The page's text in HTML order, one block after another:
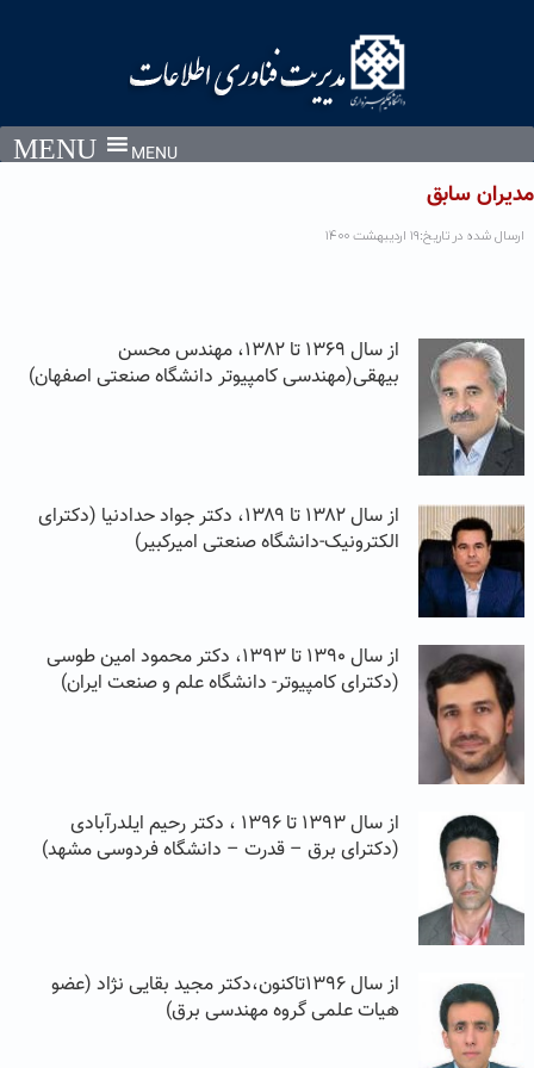
MENU
مدیران سابق
ارسال شده در تاریخ:۱۹ اردیبهشت ۱۴۰۰
از سال ۱۳۶۹ تا ۱۳۸۲، مهندس محسن
بیهقی(مهندسی کامپیوتر دانشگاه صنعتی اصفهان)
از سال ۱۳۸۲ تا ۱۳۸۹، دکتر جواد حدادنیا (دکترای
الکترونیک-دانشگاه صنعتی امیرکبیر)
از سال ۱۳۹۰ تا ۱۳۹۳، دکتر محمود امین طوسی
(دکترای کامپیوتر- دانشگاه علم و صنعت ایران)
از سال ۱۳۹۳ تا ۱۳۹۶ ، دکتر رحیم ایلدرآبادی
(دکترای برق – قدرت – دانشگاه فردوسی مشهد)
از سال ۱۳۹۶تاکنون،دکتر مجید بقایی نژاد (عضو
هیات علمی گروه مهندسی برق)